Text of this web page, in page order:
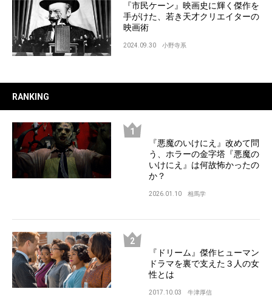
『市民ケーン』映画史に輝く傑作を
手がけた、若き天才クリエイターの
映画術
2024.09.30 小野寺系
RANKING
『悪魔のいけにえ』改めて問
う、ホラーの金字塔『悪魔の
いけにえ』は何故怖かったの
か？
2026.01.10 相馬学
『ドリーム』傑作ヒューマン
ドラマを裏で支えた３人の女
性とは
2017.10.03 牛津厚信